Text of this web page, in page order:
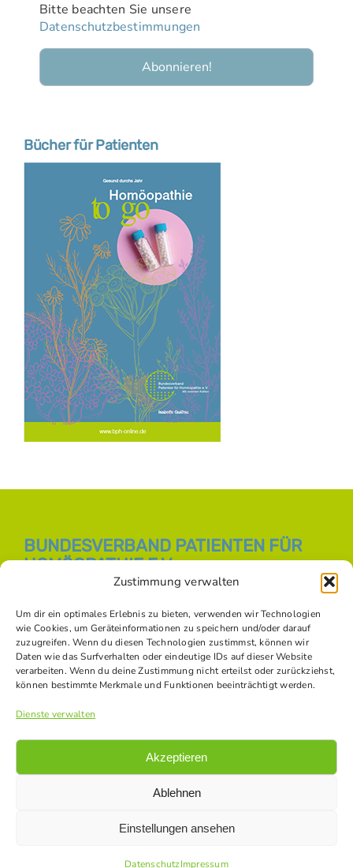
Zustimmung verwalten
Um dir ein optimales Erlebnis zu bieten, verwenden wir Technologien
wie Cookies, um Geräteinformationen zu speichern und/oder darauf
zuzugreifen. Wenn du diesen Technologien zustimmst, können wir
Daten wie das Surfverhalten oder eindeutige IDs auf dieser Website
verarbeiten. Wenn du deine Zustimmung nicht erteilst oder zurückziehst,
können bestimmte Merkmale und Funktionen beeinträchtigt werden.
Dienste verwalten
Akzeptieren
Ablehnen
Einstellungen ansehen
DatenschutzImpressum
Bitte beachten Sie unsere
Datenschutzbestimmungen
Bücher für Patienten
BUNDESVERBAND PATIENTEN FÜR
HOMÖOPATHIE E.V.
E-Mail:
info [at] bph-online.de
Webseite:Homöopathie Online
SOZIALE NETZWERKE
Datenschutz|Impressum|Kontakt